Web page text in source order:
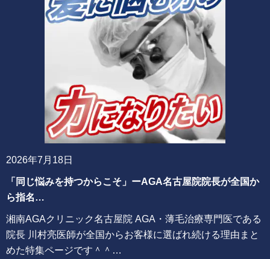
2026年7月18日
「同じ悩みを持つからこそ」ーAGA名古屋院院長が全国か
ら指名…
湘南AGAクリニック名古屋院 AGA・薄毛治療専門医である
院長 川村亮医師が全国からお客様に選ばれ続ける理由まと
めた特集ページです＾＾…